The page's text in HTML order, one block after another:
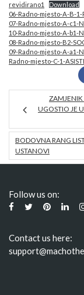
revidirano1
Download
06-Radno-mjesto-A-B-1-
07-Radno-mjesto-A-c1-
10-Radno-mjesto-A-
08-Radno-mjesto-B2-
09-Radno-mjesto-A-
Radno-mjesto-C-1-
ZAMJENIK
UGOSTIO JE
BODOVNA RANG
USTANOVI
Follow us on:
Contact us here: